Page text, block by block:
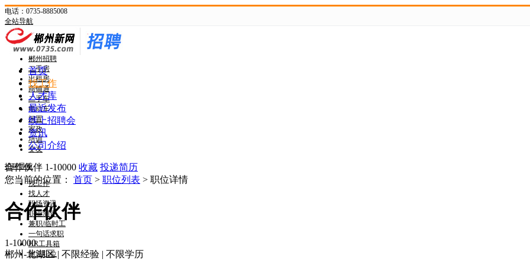
电话：0735-8885008
全站导航
新网首页
郴州头条
郴州招聘
二手房
出租房
商铺通
二手车
电动车
闲置
家政
培训
交友
招聘导航
找工作
找人才
职场资讯
职业测评
兼职/临时工
一句话求职
HR工具箱
附近职位
首页
找工作
人才库
最近发布
线上招聘会
资讯
公司介绍
合作伙伴 1-10000 收藏 投递简历
您当前的位置： 首页 > 职位列表 > 职位详情
合作伙伴
1-10000
郴州-北湖区| 不限经验 | 不限学历